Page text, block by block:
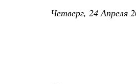
Четверг, 24 Апреля